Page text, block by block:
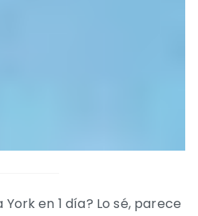
en 1 día? Lo sé, parece